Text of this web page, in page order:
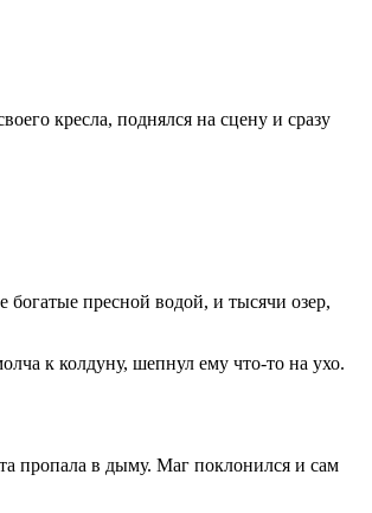
кресла, поднялся на сцену и сразу
пресной водой, и тысячи озер,
к колдуну, шепнул ему что-то на ухо.
пропала в дыму. Маг поклонился и сам